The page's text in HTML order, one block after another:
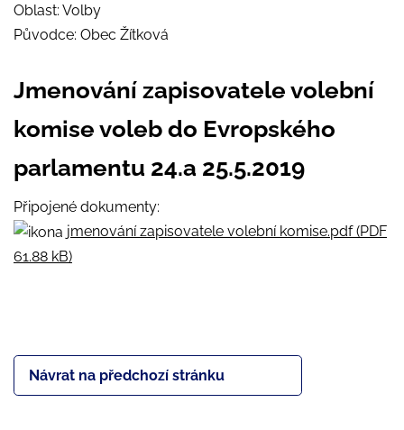
Oblast: Volby
Původce: Obec Žítková
Jmenování zapisovatele volební
komise voleb do Evropského
parlamentu 24.a 25.5.2019
Připojené dokumenty:
jmenování zapisovatele volební komise.pdf (PDF
61.88 kB)
Návrat na předchozí stránku